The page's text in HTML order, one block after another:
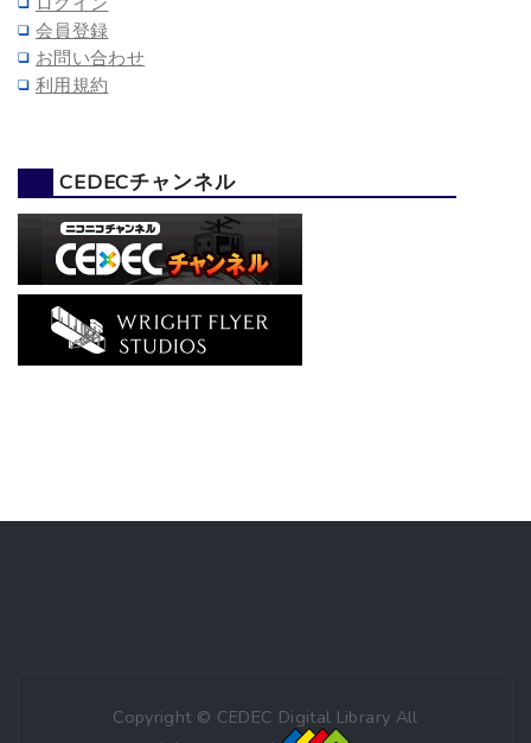
会員登録
お問い合わせ
利用規約
CEDECチャンネル
Copyright © CEDEC Digital Library All